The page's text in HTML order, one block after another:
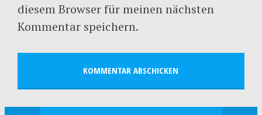
diesem Browser für meinen nächsten
Kommentar speichern.